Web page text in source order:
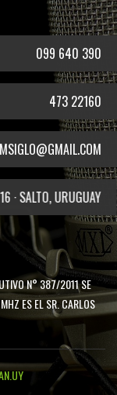
099 640 390
473 22160
· SALTO, URUGUAY
N° 387/2011 SE
ES EL SR. CARLOS